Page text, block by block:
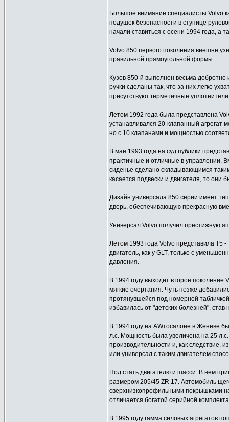
Большое внимание специалисты Volvo
подушек безопасности в ступице
начали ставиться с осени 1994 года, а
Volvo 850 первого поколения внешне
правильной прямоугольной формы.
Кузов 850-й выполнен весьма
ручки сделаны так, что за них легко
присутствуют герметичные
Летом 1992 года была представлена
устанавливался 20-клапанный агрегат
но с 10 клапанами и мощностью
В мае 1993 года на суд публики
практичные и отличные в управлении.
сиденье сделано складывающимся
касается подвески и двигателя, то они
Дизайн универсала 850 серии имеет
дверь, обеспечивающую прекрасную
Универсал Volvo получил престижную
Летом 1993 года Volvo представила Т5
двигатель, как у GLT, только с
давления.
В 1994 году выходит второе
мягкие очертания. Чуть позже
протянувшейся под номерной
избавилась от "детских болезней",
В 1994 году на AWтосалоне в Женеве
л.с. Мощность была увеличена на 25
производительности и, как следствие,
или универсал с таким двигателем
Под стать двигателю и шасси. В нем
размером 205/45 ZR 17. Автомобиль
сверхнизкопрофильными покрышками
отличается богатой серийной
В 1995 году гамма силовых агрегатов